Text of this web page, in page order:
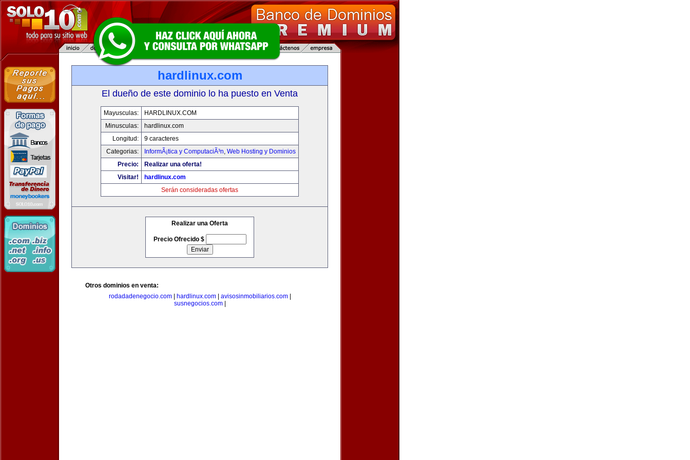
hardlinux.com
El dueño de este dominio lo ha puesto en Venta
Mayusculas:
HARDLINUX.COM
Minusculas:
hardlinux.com
Longitud:
9 caracteres
Categorias:
InformÃ¡tica y ComputaciÃ³n, Web Hosting y Dominios
Precio:
Realizar una oferta!
Visitar!
hardlinux.com
Serán consideradas ofertas
Realizar una Oferta
Precio Ofrecido $
Otros dominios en venta:
rodadadenegocio.com| hardlinux.com| avisosinmobiliarios.com|
susnegocios.com|